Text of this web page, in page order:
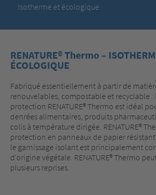
Isotherme et écologique.
RENATURE® Thermo –
ÉCOLOGIQUE
Fabriqué essentiellement à partir de
renouvelables, compostable et recyclable
protection RENATURE® Thermo est idéal
denrées alimentaires, produits
colis à température dirigée. RENATURE®
protection en panneaux de papier
le garnissage isolant est principalement
d'origine végétale. RENATURE® Thermo
plusieurs reprises.